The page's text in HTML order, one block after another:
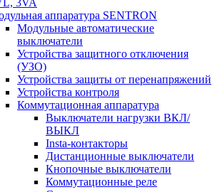
3VA
аппаратура SENTRON
Модульные автоматические
выключатели
Устройства защитного отключения
(УЗО)
Устройства защиты от перенапряжений
Устройства контроля
Коммутационная аппаратура
Выключатели нагрузки ВКЛ/
ВЫКЛ
Insta-контакторы
Дистанционные выключатели
Кнопочные выключатели
Коммутационные реле